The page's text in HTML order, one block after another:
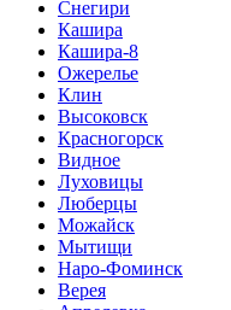
Снегири
Кашира
Кашира-8
Ожерелье
Клин
Высоковск
Красногорск
Видное
Луховицы
Люберцы
Можайск
Мытищи
Наро-Фоминск
Верея